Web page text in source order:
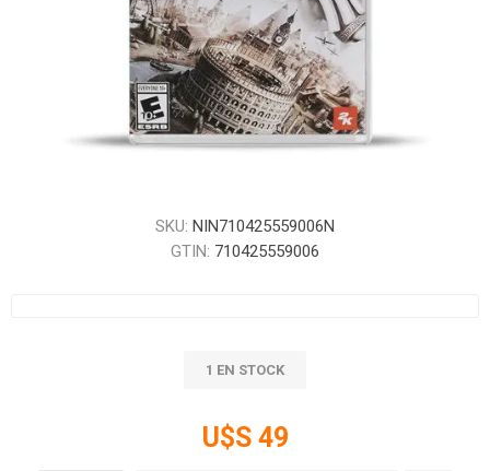
SKU: NIN710425559006N
GTIN: 710425559006
1 EN STOCK
U$S 49